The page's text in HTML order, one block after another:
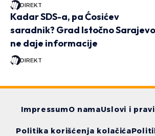
DIREKT
Kadar SDS-a, pa Ćosićev
saradnik? Grad Istočno Sarajevo
ne daje informacije
DIREKT
ImpressumO namaUslovi i
Politika korišćenja kolačića